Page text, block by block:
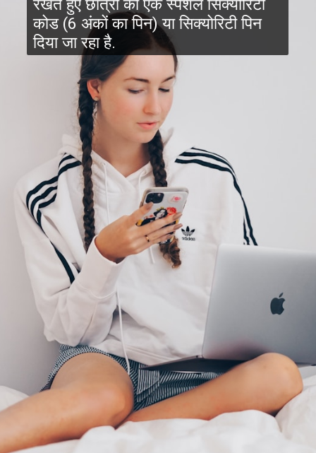
रखते हुए छात्रों को एक स्पेशल सिक्योरिटी
कोड (6 अंकों का पिन) या सिक्योरिटी पिन
दिया जा रहा है.